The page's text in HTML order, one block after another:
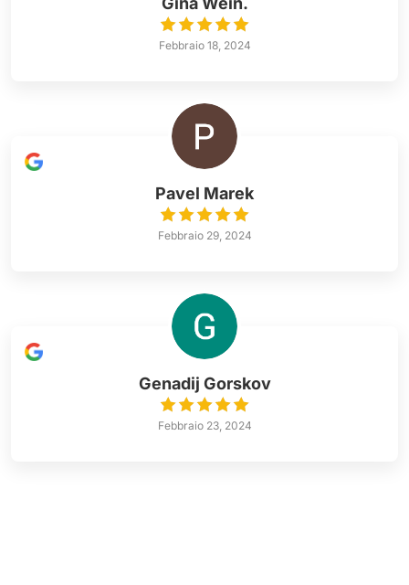
Febbraio 18, 2024
Pavel Marek
Febbraio 29, 2024
Genadij Gorskov
Febbraio 23, 2024